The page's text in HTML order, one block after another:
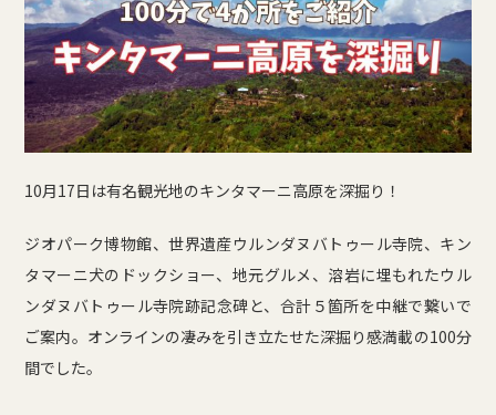
10月17日は有名観光地のキンタマーニ高原を深掘り！
ジオパーク博物館、世界遺産ウルンダヌバトゥール寺院、キン
タマーニ犬のドックショー、地元グルメ、溶岩に埋もれたウル
ンダヌバトゥール寺院跡記念碑と、合計５箇所を中継で繋いで
ご案内。オンラインの凄みを引き立たせた深掘り感満載の100分
間でした。